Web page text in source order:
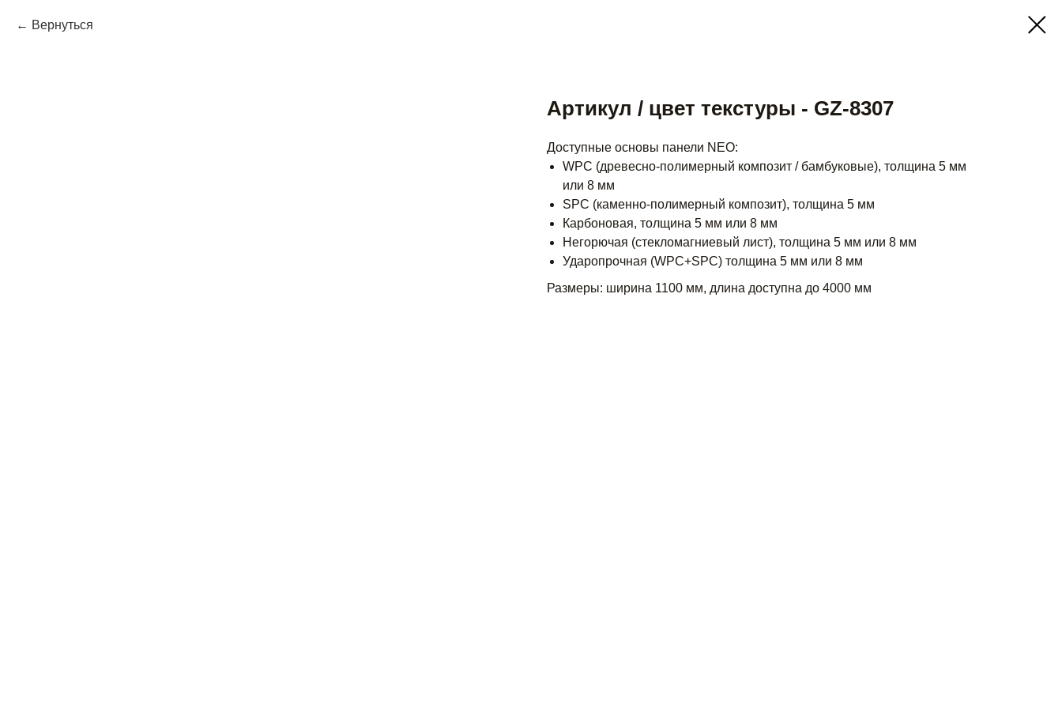
Вернуться
Артикул / цвет текстуры - GZ-8307
Доступные основы панели NEO:
WPC (древесно-полимерный композит / бамбуковые), толщина 5 мм
или 8 мм
SPC (каменно-полимерный композит), толщина 5 мм
Карбоновая, толщина 5 мм или 8 мм
Негорючая (стекломагниевый лист), толщина 5 мм или 8 мм
Ударопрочная (WPC+SPC) толщина 5 мм или 8 мм
Размеры: ширина 1100 мм, длина доступна до 4000 мм